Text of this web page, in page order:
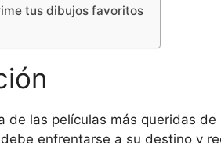
tus dibujos favoritos
de las películas más queridas
enfrentarse a su destino y